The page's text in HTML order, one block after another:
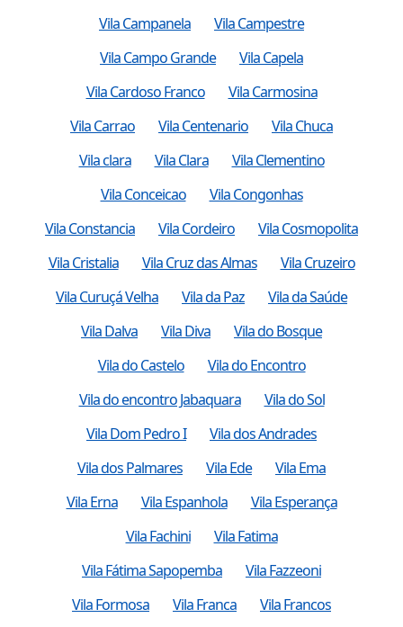
Vila Campanela
Vila Campestre
Vila Campo Grande
Vila Capela
Vila Cardoso Franco
Vila Carmosina
Vila Carrao
Vila Centenario
Vila Chuca
Vila clara
Vila Clara
Vila Clementino
Vila Conceicao
Vila Congonhas
Vila Constancia
Vila Cordeiro
Vila Cosmopolita
Vila Cristalia
Vila Cruz das Almas
Vila Cruzeiro
Vila Curuçá Velha
Vila da Paz
Vila da Saúde
Vila Dalva
Vila Diva
Vila do Bosque
Vila do Castelo
Vila do Encontro
Vila do encontro Jabaquara
Vila do Sol
Vila Dom Pedro I
Vila dos Andrades
Vila dos Palmares
Vila Ede
Vila Ema
Vila Erna
Vila Espanhola
Vila Esperança
Vila Fachini
Vila Fatima
Vila Fátima Sapopemba
Vila Fazzeoni
Vila Formosa
Vila Franca
Vila Francos